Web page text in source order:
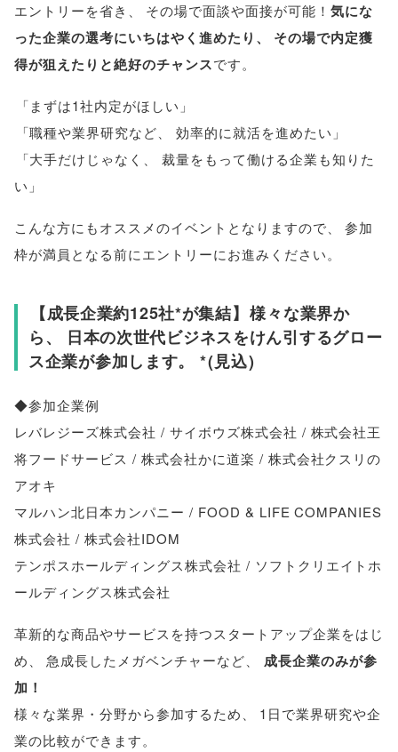
エントリーを省き 、 その場で面談や面接が可能！気にな
った企業の選考にいちはやく進めたり 、
その場で内定獲
得が狙えたりと絶好のチャンスです。
「まずは1社内定がほしい 」
「職種や業界研究など、 効率的に就活を進めたい 」
「大手だけじゃなく 、
裁量をもって働ける企業も知りた
い 」
こんな方にもオススメのイベントとなりますので、
参加
枠が満員となる前にエントリーにお進みください。
【成長企業約125社*が集結】 様々な業界か
ら、
日本の次世代ビジネスをけん引するグロー
ス企業が参加します。 *(見込)
◆参加企業例
レバレジーズ株式会社 / サイボウズ株式会社 / 株式会社王
将フードサービス / 株式会社かに道楽 / 株式会社クスリの
アオキ
マルハン北日本カンパニー / FOOD & LIFE COMPANIES
株式会社 / 株式会社IDOM
テンポスホールディングス株式会社 / ソフトクリエイトホ
ールディングス株式会社
革新的な商品やサービスを持つスタートアップ企業をはじ
め、 急成長したメガベンチャーなど、
成長企業のみが参
加！
様々な業界・分野から参加するため、
1日で業界研究や企
業の比較ができます。